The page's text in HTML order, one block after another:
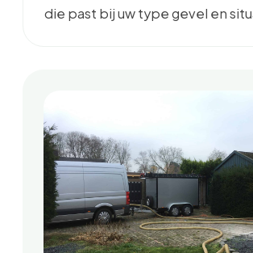
die past bij uw type gevel en